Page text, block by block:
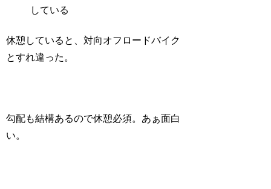
している
休憩していると、対向オフロードバイク
とすれ違った。
勾配も結構あるので休憩必須。あぁ面白
い。